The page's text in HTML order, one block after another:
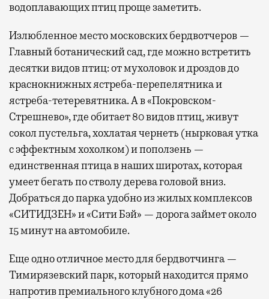
водоплавающих птиц проще заметить.
Излюбленное место московских бердвотчеров —
Главный ботанический сад, где можно встретить
десятки видов птиц: от мухоловок и дроздов до
краснокнижных ястреба-перепелятника и
ястреба-тетеревятника. А в «Покровском-
Стрешнево», где обитает 80 видов птиц, живут
сокол пустельга, хохлатая чернеть (нырковая утка
с эффектным хохолком) и поползень —
единственная птица в наших широтах, которая
умеет бегать по стволу дерева головой вниз.
Добраться до парка удобно из жилых комплексов
«СИТИДЗЕН» и «Сити Бэй» — дорога займет около
15 минут на автомобиле.
Еще одно отличное место для бердвотчинга —
Тимирязевский парк, который находится прямо
напротив премиального клубного дома «26